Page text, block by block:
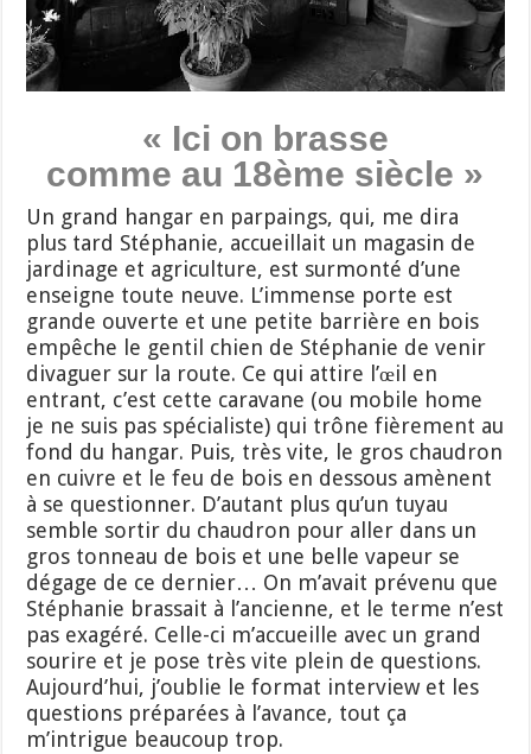
« Ici on brasse
comme au 18ème siècle »
Un grand hangar en parpaings, qui, me dira
plus tard Stéphanie, accueillait un magasin de
jardinage et agriculture, est surmonté d’une
enseigne toute neuve. L’immense porte est
grande ouverte et une petite barrière en bois
empêche le gentil chien de Stéphanie de venir
divaguer sur la route. Ce qui attire l’œil en
entrant, c’est cette caravane (ou mobile home
je ne suis pas spécialiste) qui trône fièrement au
fond du hangar. Puis, très vite, le gros chaudron
en cuivre et le feu de bois en dessous amènent
à se questionner. D’autant plus qu’un tuyau
semble sortir du chaudron pour aller dans un
gros tonneau de bois et une belle vapeur se
dégage de ce dernier… On m’avait prévenu que
Stéphanie brassait à l’ancienne, et le terme n’est
pas exagéré. Celle-ci m’accueille avec un grand
sourire et je pose très vite plein de questions.
Aujourd’hui, j’oublie le format interview et les
questions préparées à l’avance, tout ça
m’intrigue beaucoup trop.